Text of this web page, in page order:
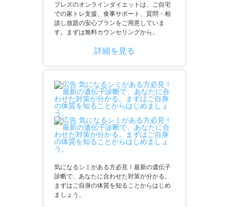
プレズのオンラインダイエットは、ご自宅
での家トレ支援、食事サポート、質問・相
談し放題の安心プランをご用意していま
す。まずは無料カウンセリングから。
詳細を見る
気になるシミがある方必見！最新の遺伝子
診断で、あなたに合わせた対策が分かる。
まずはご自身の体質を知ることからはじめ
ましょう。